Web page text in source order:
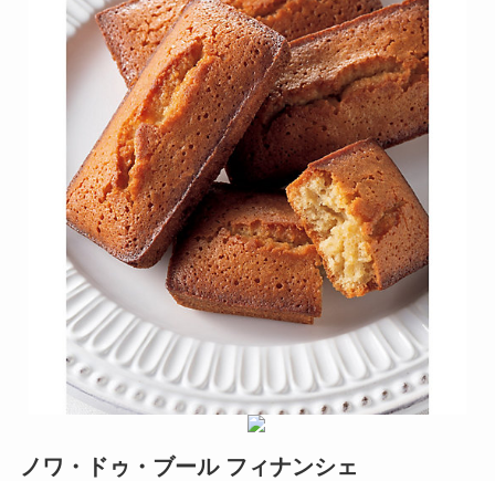
ノワ・ドゥ・ブール フィナンシェ